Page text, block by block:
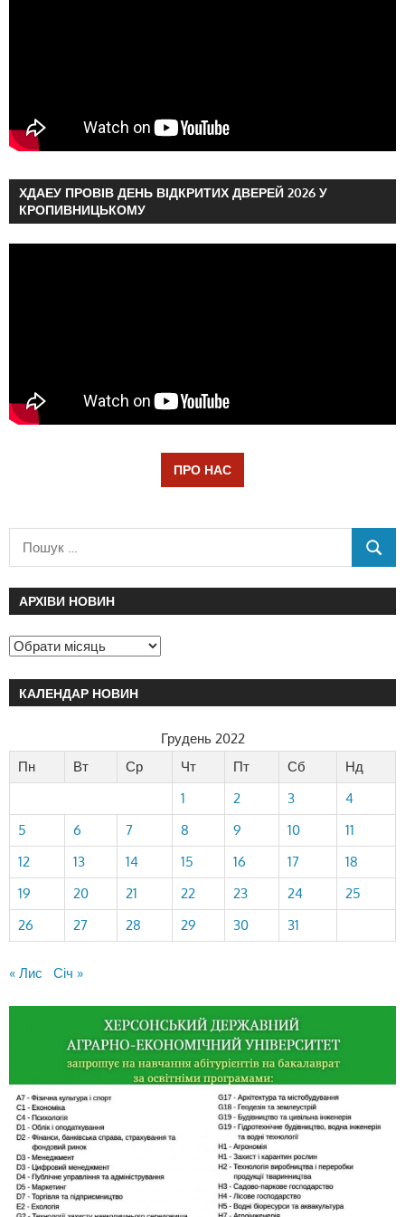
ХДАЕУ ПРОВІВ ДЕНЬ ВІДКРИТИХ ДВЕРЕЙ 2026 У
КРОПИВНИЦЬКОМУ
ПРО НАС
АРХІВИ НОВИН
КАЛЕНДАР НОВИН
Грудень 2022
Пн
Вт Ср Чт Пт Сб
Нд
1
2 3
4
5
6 7 8 9 10
11
12
13 14 15 16 17
18
19
20 21 22 23 24
25
26
27 28 29 30 31
« Лис Січ »